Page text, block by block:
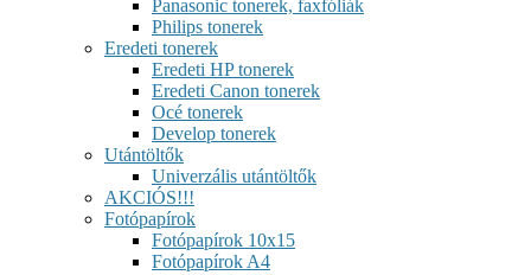
Panasonic tonerek, faxfóliák
Philips tonerek
Eredeti tonerek
Eredeti HP tonerek
Eredeti Canon tonerek
Océ tonerek
Develop tonerek
Utántöltők
Univerzális utántöltők
AKCIÓS!!!
Fotópapírok
Fotópapírok 10x15
Fotópapírok A4